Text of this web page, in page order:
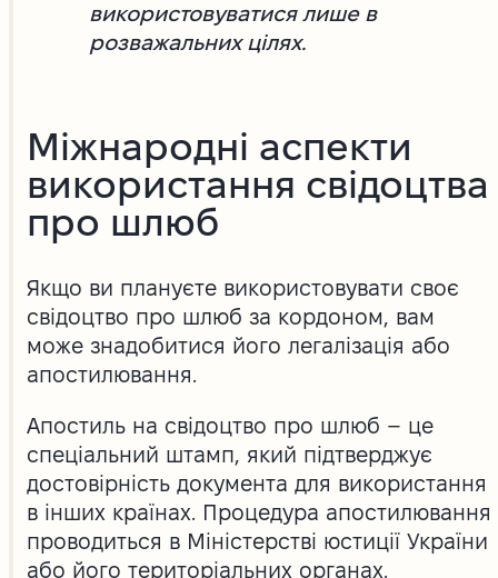
використовуватися лише в
розважальних цілях.
Міжнародні аспекти
використання свідоцтва
про шлюб
Якщо ви плануєте використовувати своє
свідоцтво про шлюб за кордоном, вам
може знадобитися його легалізація або
апостилювання.
Апостиль на свідоцтво про шлюб – це
спеціальний штамп, який підтверджує
достовірність документа для використання
в інших країнах. Процедура апостилювання
проводиться в Міністерстві юстиції України
або його територіальних органах.